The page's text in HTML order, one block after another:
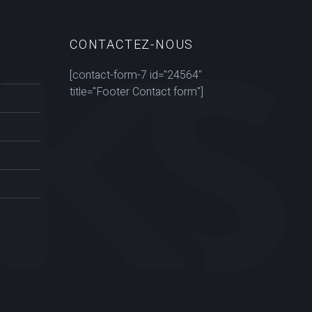
CONTACTEZ-NOUS
[contact-form-7 id="24564"
title="Footer Contact form"]